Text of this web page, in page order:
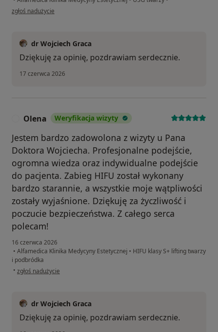
w opinii użytkownika Aleksandra
zgłoś nadużycie
dr Wojciech Graca
Dziękuję za opinię, pozdrawiam serdecznie.
17 czerwca 2026
Olena Weryfikacja wizyty
Jestem bardzo zadowolona z wizyty u Pana
Doktora Wojciecha. Profesjonalne podejście,
ogromna wiedza oraz indywidualne podejście
do pacjenta. Zabieg HIFU został wykonany
bardzo starannie, a wszystkie moje wątpliwości
zostały wyjaśnione. Dziękuję za życzliwość i
poczucie bezpieczeństwa. Z całego serca
polecam!
16 czerwca 2026
• Alfamedica Klinika Medycyny Estetycznej • HIFU klasy S+ lifting twarzy
i podbródka
• w opinii użytkownika Olena
zgłoś nadużycie
dr Wojciech Graca
Dziękuję za opinię, pozdrawiam serdecznie.